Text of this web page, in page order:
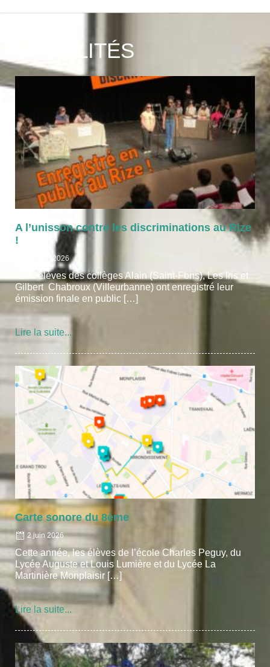
ACTUALITÉS
A l’unisson contre les discriminations au Rize
!
7 juillet 2026
Les élèves des collèges Alain (Saint-Fons), Les Iris et
Gilbert Chabroux (Villeurbanne) ont enregistré leur
émission finale en public […]
Lire la suite...
Carte sonore du 8ème
Posted
2 juin 2026
Cette année, les élèves de l’école Charles Peguy, du
Lycée Auguste et Louis Lumière et du Lycée La
Martinière Monplaisir […]
Lire la suite...
Posted
on